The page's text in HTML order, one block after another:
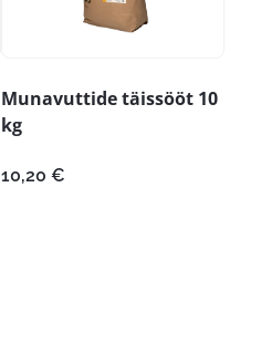
Munavuttide täissööt 10
kg
10,20 €